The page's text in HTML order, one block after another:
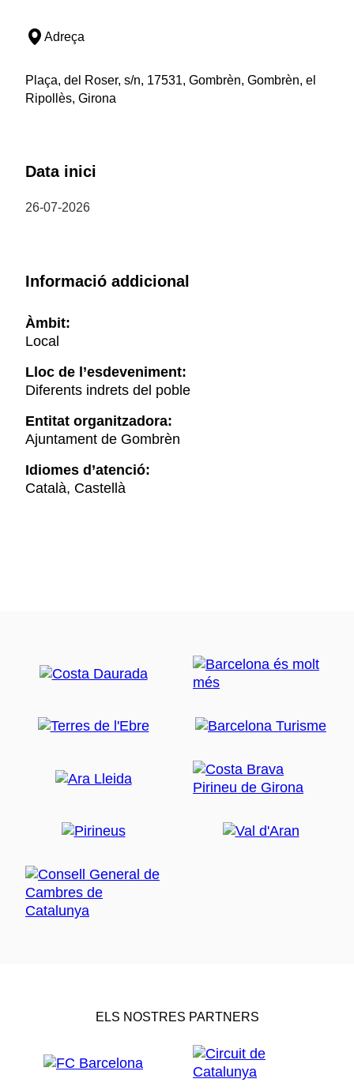
Adreça
Plaça, del Roser, s/n, 17531, Gombrèn, Gombrèn, el
Ripollès, Girona
Data inici
26-07-2026
Informació addicional
Àmbit:
Local
Lloc de l’esdeveniment:
Diferents indrets del poble
Entitat organitzadora:
Ajuntament de Gombrèn
Idiomes d’atenció:
Català, Castellà
ELS NOSTRES PARTNERS